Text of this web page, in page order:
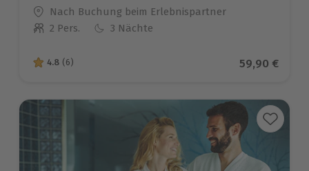
Standort
Nach Buchung beim Erlebnispartner
Anzahl der Teilnehmer
2 Pers. 3 Nächte
4.8 von 5 Sternen basierend auf 6 Bewertungen
4.8 (6) Aktueller
59,90 €